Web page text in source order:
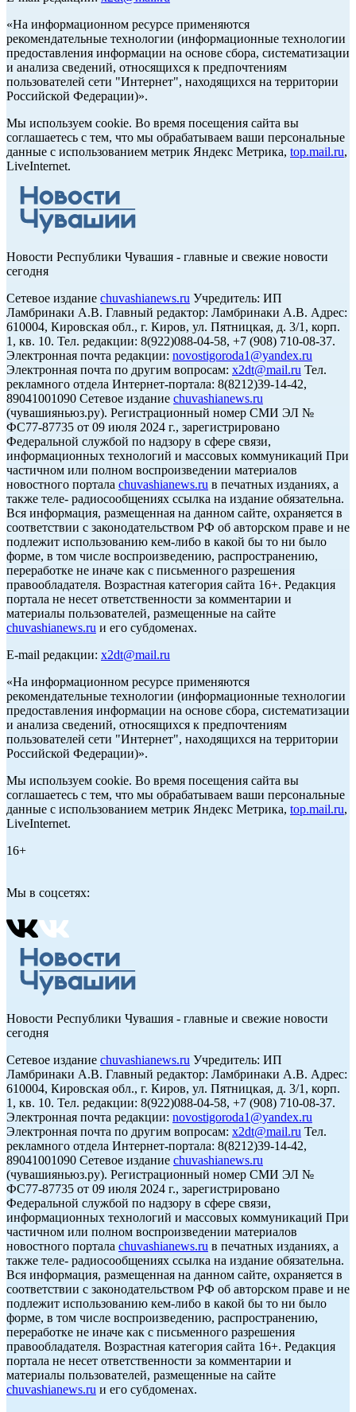
«На информационном ресурсе применяются
рекомендательные технологии (информационные технологии
предоставления информации на основе сбора, систематизации
и анализа сведений, относящихся к предпочтениям
пользователей сети "Интернет", находящихся на территории
Российской Федерации)».
Мы используем cookie. Во время посещения сайта вы
соглашаетесь с тем, что мы обрабатываем ваши персональные
данные с использованием метрик Яндекс Метрика, top.mail.ru,
LiveInternet.
Новости Республики Чувашия - главные и свежие новости
сегодня
Сетевое издание chuvashianews.ru Учредитель: ИП
Ламбринаки А.В. Главный редактор: Ламбринаки А.В. Адрес:
610004, Кировская обл., г. Киров, ул. Пятницкая, д. 3/1, корп.
1, кв. 10. Тел. редакции: 8(922)088-04-58, +7 (908) 710-08-37.
Электронная почта редакции: novostigoroda1@yandex.ru
Электронная почта по другим вопросам: x2dt@mail.ru Тел.
рекламного отдела Интернет-портала: 8(8212)39-14-42,
89041001090 Сетевое издание chuvashianews.ru
(чувашияньюз.ру). Регистрационный номер СМИ ЭЛ №
ФС77-87735 от 09 июля 2024 г., зарегистрировано
Федеральной службой по надзору в сфере связи,
информационных технологий и массовых коммуникаций При
частичном или полном воспроизведении материалов
новостного портала chuvashianews.ru в печатных изданиях, а
также теле- радиосообщениях ссылка на издание обязательна.
Вся информация, размещенная на данном сайте, охраняется в
соответствии с законодательством РФ об авторском праве и не
подлежит использованию кем-либо в какой бы то ни было
форме, в том числе воспроизведению, распространению,
переработке не иначе как с письменного разрешения
правообладателя. Возрастная категория сайта 16+. Редакция
портала не несет ответственности за комментарии и
материалы пользователей, размещенные на сайте
chuvashianews.ru и его субдоменах.
E-mail редакции: x2dt@mail.ru
«На информационном ресурсе применяются
рекомендательные технологии (информационные технологии
предоставления информации на основе сбора, систематизации
и анализа сведений, относящихся к предпочтениям
пользователей сети "Интернет", находящихся на территории
Российской Федерации)».
Мы используем cookie. Во время посещения сайта вы
соглашаетесь с тем, что мы обрабатываем ваши персональные
данные с использованием метрик Яндекс Метрика, top.mail.ru,
LiveInternet.
16+
Мы в соцсетях:
Новости Республики Чувашия - главные и свежие новости
сегодня
Сетевое издание chuvashianews.ru Учредитель: ИП
Ламбринаки А.В. Главный редактор: Ламбринаки А.В. Адрес:
610004, Кировская обл., г. Киров, ул. Пятницкая, д. 3/1, корп.
1, кв. 10. Тел. редакции: 8(922)088-04-58, +7 (908) 710-08-37.
Электронная почта редакции: novostigoroda1@yandex.ru
Электронная почта по другим вопросам: x2dt@mail.ru Тел.
рекламного отдела Интернет-портала: 8(8212)39-14-42,
89041001090 Сетевое издание chuvashianews.ru
(чувашияньюз.ру). Регистрационный номер СМИ ЭЛ №
ФС77-87735 от 09 июля 2024 г., зарегистрировано
Федеральной службой по надзору в сфере связи,
информационных технологий и массовых коммуникаций При
частичном или полном воспроизведении материалов
новостного портала chuvashianews.ru в печатных изданиях, а
также теле- радиосообщениях ссылка на издание обязательна.
Вся информация, размещенная на данном сайте, охраняется в
соответствии с законодательством РФ об авторском праве и не
подлежит использованию кем-либо в какой бы то ни было
форме, в том числе воспроизведению, распространению,
переработке не иначе как с письменного разрешения
правообладателя. Возрастная категория сайта 16+. Редакция
портала не несет ответственности за комментарии и
материалы пользователей, размещенные на сайте
chuvashianews.ru и его субдоменах.